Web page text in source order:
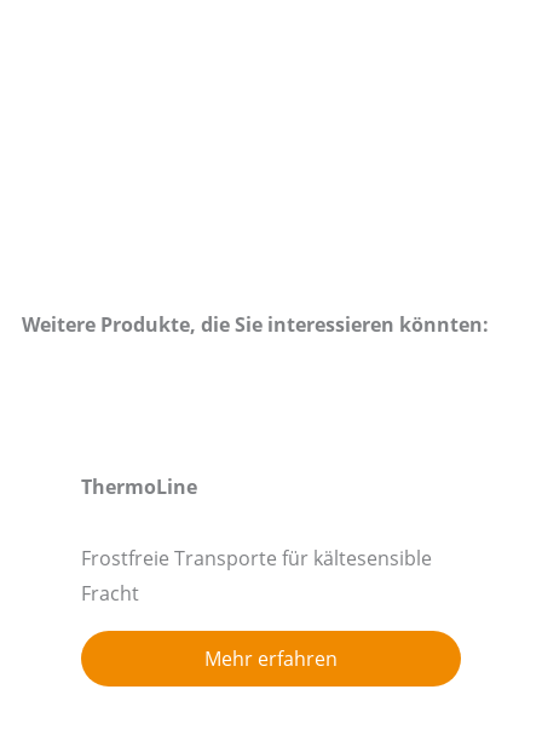
Weitere Produkte, die Sie interessieren könnten:
ThermoLine
Frostfreie Transporte für kältesensible
Fracht
Mehr erfahren